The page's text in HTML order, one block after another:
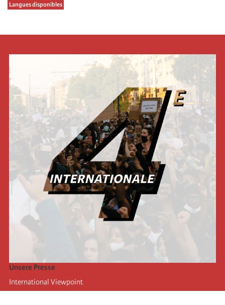
Langues disponibles
Unsere Presse
International Viewpoint